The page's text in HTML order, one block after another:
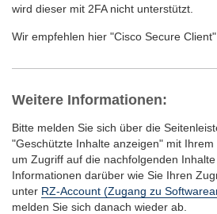
wird dieser mit 2FA nicht unterstützt.
Wir empfehlen hier "Cisco Secure
Weitere Informationen:
Bitte melden Sie sich über die
"Geschützte Inhalte anzeigen" mit Ihrem
um Zugriff auf die nachfolgenden Inhalte
Informationen darüber wie Sie Ihren
unter RZ-Account (Zugang zu
melden Sie sich danach wieder ab.